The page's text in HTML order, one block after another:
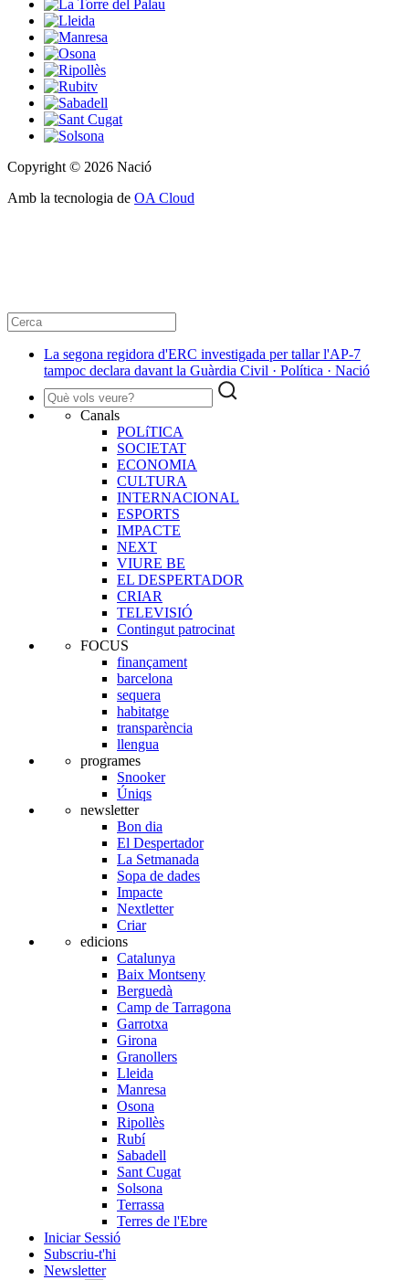
Copyright © 2026 Nació
Amb la tecnologia de OA Cloud
La segona regidora d'ERC investigada per tallar l'AP-7
tampoc declara davant la Guàrdia Civil · Política · Nació
Canals
POLíTICA
SOCIETAT
ECONOMIA
CULTURA
INTERNACIONAL
ESPORTS
IMPACTE
NEXT
VIURE BE
EL DESPERTADOR
CRIAR
TELEVISIÓ
Contingut patrocinat
FOCUS
finançament
barcelona
sequera
habitatge
transparència
llengua
programes
Snooker
Úniqs
newsletter
Bon dia
El Despertador
La Setmanada
Sopa de dades
Impacte
Nextletter
Criar
edicions
Catalunya
Baix Montseny
Berguedà
Camp de Tarragona
Garrotxa
Girona
Granollers
Lleida
Manresa
Osona
Ripollès
Rubí
Sabadell
Sant Cugat
Solsona
Terrassa
Terres de l'Ebre
Iniciar Sessió
Subscriu-t'hi
Newsletter